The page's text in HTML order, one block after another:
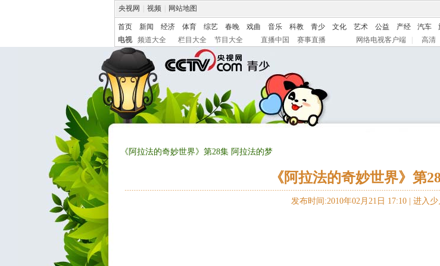
央视网 视频 网站地图
首页 新闻 经济 体育 综艺 春晚 戏曲 音乐 科教 青少 文化 艺术 公益 产经 汽车
电视
频道大全 栏目大全 节目大全 直播中国 赛事直播 网络电视客户端 高清
《阿拉法的奇妙世界》第28集 阿拉法的梦
《阿拉法的奇妙世界》第
发布时间:2010年02月21日 17:10 | 进入少